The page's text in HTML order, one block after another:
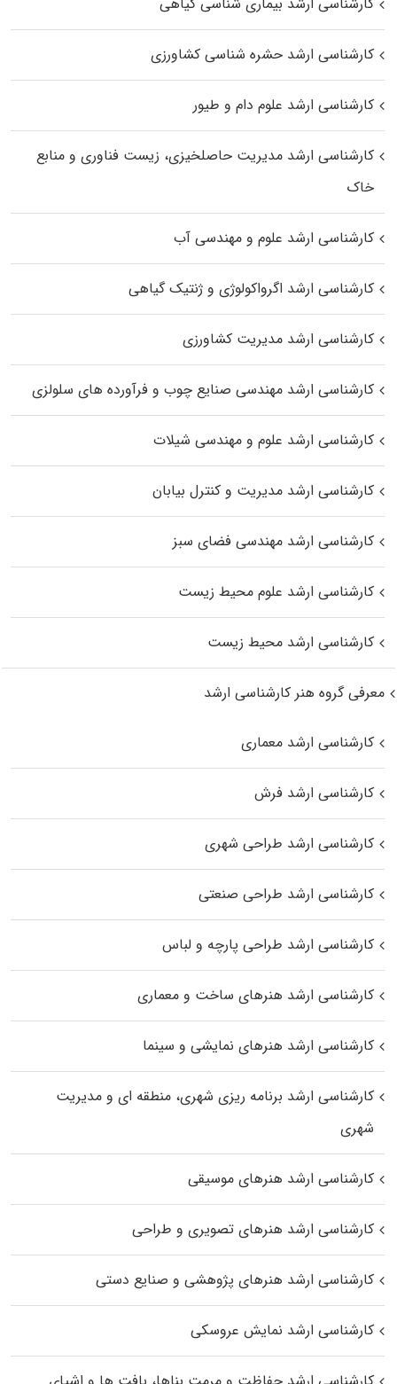
کارشناسی ارشد حشره‌ شناسی کشاورزی
کارشناسی ارشد علوم دام و طیور
کارشناسی ارشد مدیریت حاصلخیزی، زیست فناوری و منابع
خاک
کارشناسی ارشد علوم و مهندسی آب
کارشناسی ارشد اگرواکولوژی و ژنتیک گیاهی
کارشناسی ارشد مدیریت کشاورزی
کارشناسی ارشد مهندسی صنایع چوب و فرآورده‌ های سلولزی
کارشناسی ارشد علوم و مهندسی شیلات
کارشناسی ارشد مدیریت و کنترل بیابان
کارشناسی ارشد مهندسی فضای سبز
کارشناسی ارشد علوم محیط‌ زیست
کارشناسی ارشد محیط زیست
معرفی گروه هنر کارشناسی ارشد
کارشناسی ارشد معماری
کارشناسی ارشد فرش
کارشناسی ارشد طراحی شهری
کارشناسی ارشد طراحی صنعتی
کارشناسی ارشد طراحی پارچه و لباس
کارشناسی ارشد هنرهای ساخت و معماری
کارشناسی ارشد هنرهای نمایشی و سینما
کارشناسی ارشد برنامه ریزی شهری، منطقه‌ ای و مدیریت
شهری
کارشناسی ارشد هنرهای موسیقی
کارشناسی ارشد هنرهای تصویری و طراحی
کارشناسی ارشد هنرهای پژوهشی و صنایع دستی
کارشناسی ارشد نمایش عروسکی